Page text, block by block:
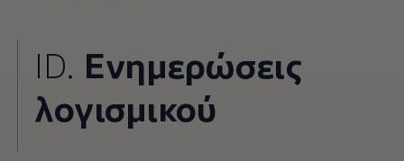
ID. Ενημερώσεις
λογισμικού